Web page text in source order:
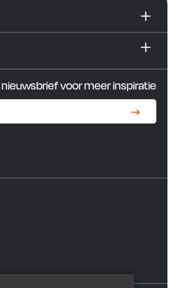
voor meer inspiratie